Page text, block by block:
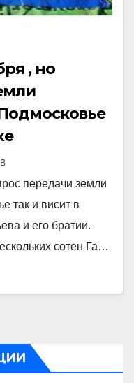
, но
передачи земли
так и висит в
и его братии.
сотен Га…